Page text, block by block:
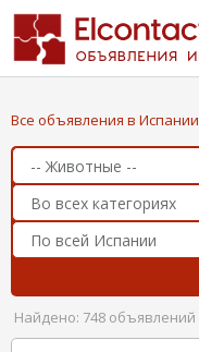
Все объявления в Испании
Найдено: 748 объявлений